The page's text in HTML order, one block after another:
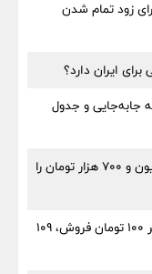
زود تمام شدن
ایران دارد؟
جابه‌جایی و جدول
قیمت طلا امروز ۱۵ مرداد ۱۴۰۵؛ طلا ۱۸ میلیون و ۷۰۰ هزار تومان را
زیان ۲۲.۵ همتی ایران‌خودرو در سه ماه؛ هر ۱۰۰ تومان فروش، ۱۰۹